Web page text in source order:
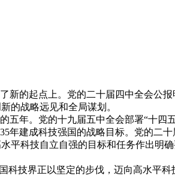
的起点上。党的二十届四中全会公报
的战略远见和全局谋划。
年。党的十九届五中全会部署“十四
年建成科技强国的战略目标。党的二
平科技自立自强的目标和任务作出明
技界正以坚定的步伐，迈向高水平